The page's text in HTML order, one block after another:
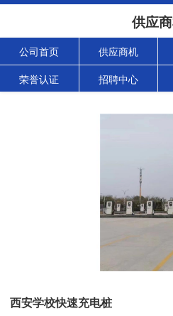
供应
公司首页 供应商机
荣誉认证 招聘中心
西安学校快速充电桩